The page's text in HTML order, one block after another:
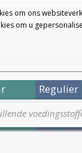
om ons
om u
Regulier